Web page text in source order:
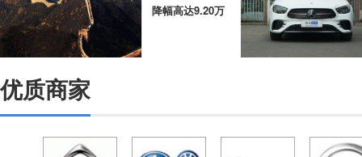
降幅高达9.20万
优质商家